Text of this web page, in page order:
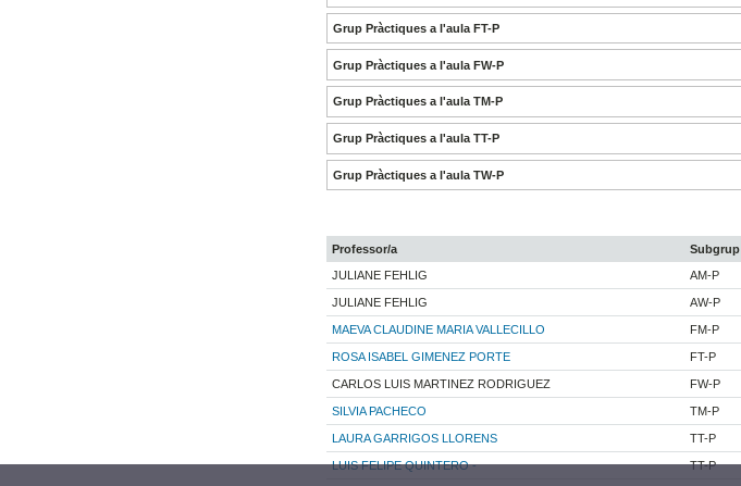
Grup Pràctiques a l'aula FT-P
Grup Pràctiques a l'aula FW-P
Grup Pràctiques a l'aula TM-P
Grup Pràctiques a l'aula TT-P
Grup Pràctiques a l'aula TW-P
Professor/a Subgrup
JULIANE FEHLIG
AM-P
JULIANE FEHLIG AW-P
MAEVA CLAUDINE MARIA VALLECILLO FM-P
ROSA ISABEL GIMENEZ PORTE FT-P
CARLOS LUIS MARTINEZ RODRIGUEZ FW-P
SILVIA PACHECO TM-P
LAURA GARRIGOS LLORENS TT-P
LUIS FELIPE QUINTERO - TT-P